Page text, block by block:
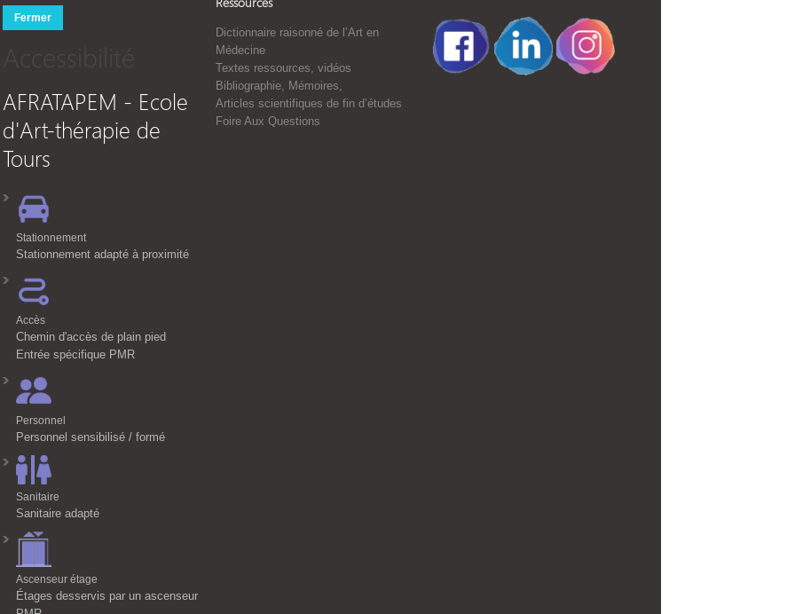
Fermer
Accessibilité
AFRATAPEM - Ecole
d'Art-thérapie de
Tours
Stationnement
Stationnement adapté à proximité
Accès
Chemin d'accès de plain pied
Entrée spécifique PMR
Personnel
Personnel sensibilisé / formé
Sanitaire
Sanitaire adapté
Ascenseur étage
Étages desservis par un ascenseur
Dictionnaire raisonné de l’Art en
Médecine
Textes ressources, vidéos
Bibliographie, Mémoires,
Articles scientifiques de fin d’études
Foire Aux Questions